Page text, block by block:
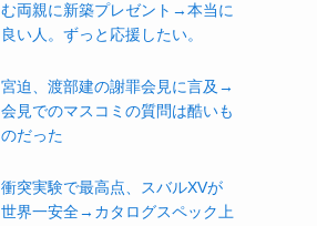
む両親に新築プレゼント→本当に
良い人。ずっと応援したい。
宮迫、渡部建の謝罪会見に言及→
会見でのマスコミの質問は酷いも
のだった
衝突実験で最高点、スバルXVが
世界一安全→カタログスペック上